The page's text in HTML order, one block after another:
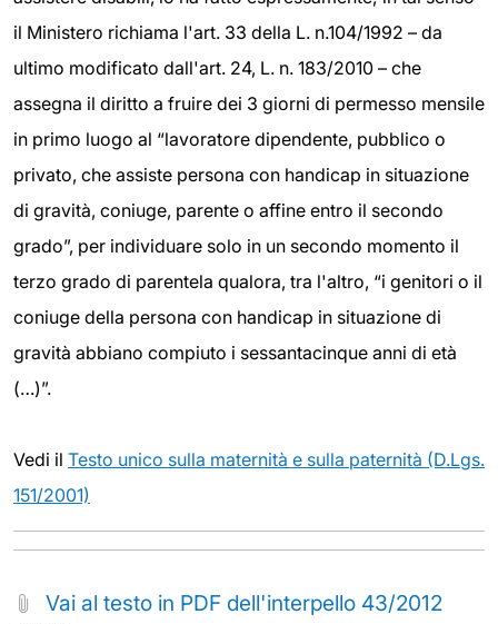
il Ministero richiama l'art. 33 della L. n.104/1992 – da
ultimo modificato dall'art. 24, L. n. 183/2010 – che
assegna il diritto a fruire dei 3 giorni di permesso mensile
in primo luogo al “lavoratore dipendente, pubblico o
privato, che assiste persona con handicap in situazione
di gravità, coniuge, parente o affine entro il secondo
grado”, per individuare solo in un secondo momento il
terzo grado di parentela qualora, tra l'altro, “i genitori o il
coniuge della persona con handicap in situazione di
gravità abbiano compiuto i sessantacinque anni di età
(…)”.
Vedi il Testo unico sulla maternità e sulla paternità (D.Lgs.
151/2001)
Vai al testo in PDF dell'interpello 43/2012